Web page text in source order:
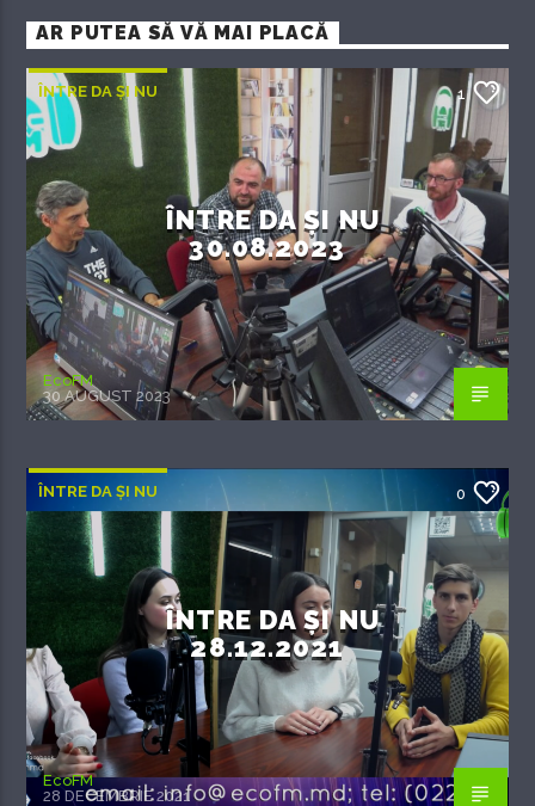
AR PUTEA SĂ VĂ MAI PLACĂ
ÎNTRE DA ȘI NU 1
ÎNTRE DA ȘI NU
30.08.2023
EcoFM
30 AUGUST 2023
ÎNTRE DA ȘI NU 0
ÎNTRE DA ȘI NU
28.12.2021
EcoFM
28 DECEMBRIE 2021